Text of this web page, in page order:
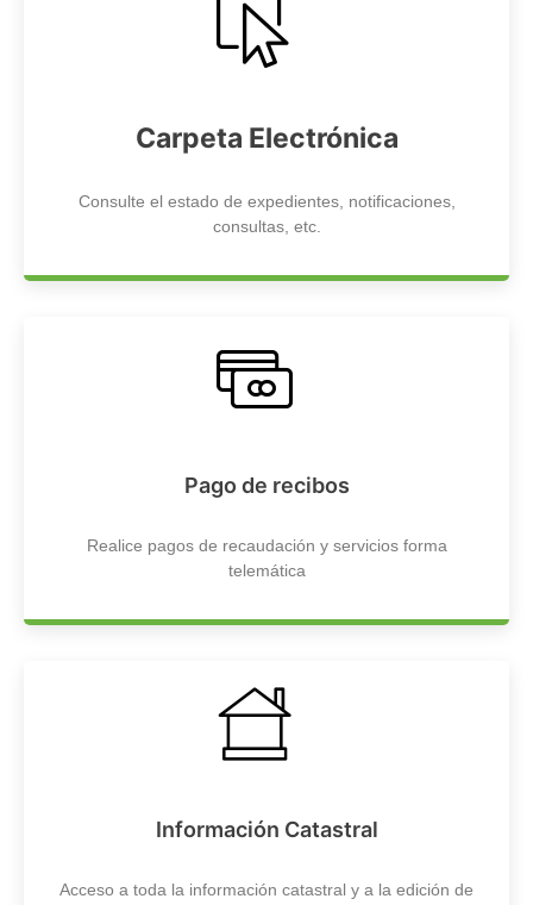
Carpeta Electrónica
Consulte el estado de expedientes, notificaciones,
consultas, etc.
Pago de recibos
Realice pagos de recaudación y servicios forma
telemática
Información Catastral
Acceso a toda la información catastral y a la edición de